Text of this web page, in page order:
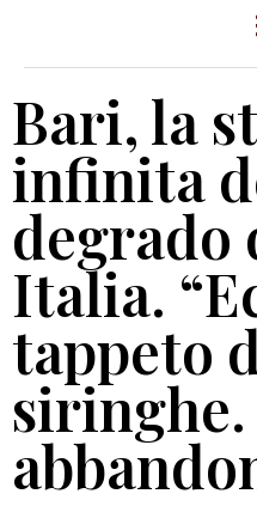
Bari, la
infinita
degrado
Italia.
tappeto
siringhe.